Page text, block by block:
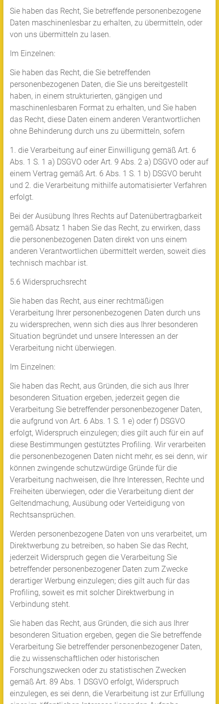
Sie haben das Recht, Sie betreffende personenbezogene
Daten maschinenlesbar zu erhalten, zu übermitteln, oder
von uns übermitteln zu lasen.
Im Einzelnen:
Sie haben das Recht, die Sie betreffenden
personenbezogenen Daten, die Sie uns bereitgestellt
haben, in einem strukturierten, gängigen und
maschinenlesbaren Format zu erhalten, und Sie haben
das Recht, diese Daten einem anderen Verantwortlichen
ohne Behinderung durch uns zu übermitteln, sofern
1. die Verarbeitung auf einer Einwilligung gemäß Art. 6
Abs. 1 S. 1 a) DSGVO oder Art. 9 Abs. 2 a) DSGVO oder auf
einem Vertrag gemäß Art. 6 Abs. 1 S. 1 b) DSGVO beruht
und 2. die Verarbeitung mithilfe automatisierter Verfahren
erfolgt.
Bei der Ausübung Ihres Rechts auf Datenübertragbarkeit
gemäß Absatz 1 haben Sie das Recht, zu erwirken, dass
die personenbezogenen Daten direkt von uns einem
anderen Verantwortlichen übermittelt werden, soweit dies
technisch machbar ist.
5.6 Widerspruchsrecht
Sie haben das Recht, aus einer rechtmäßigen
Verarbeitung Ihrer personenbezogenen Daten durch uns
zu widersprechen, wenn sich dies aus Ihrer besonderen
Situation begründet und unsere Interessen an der
Verarbeitung nicht überwiegen.
Im Einzelnen:
Sie haben das Recht, aus Gründen, die sich aus Ihrer
besonderen Situation ergeben, jederzeit gegen die
Verarbeitung Sie betreffender personenbezogener Daten,
die aufgrund von Art. 6 Abs. 1 S. 1 e) oder f) DSGVO
erfolgt, Widerspruch einzulegen; dies gilt auch für ein auf
diese Bestimmungen gestütztes Profiling. Wir verarbeiten
die personenbezogenen Daten nicht mehr, es sei denn, wir
können zwingende schutzwürdige Gründe für die
Verarbeitung nachweisen, die Ihre Interessen, Rechte und
Freiheiten überwiegen, oder die Verarbeitung dient der
Geltendmachung, Ausübung oder Verteidigung von
Rechtsansprüchen.
Werden personenbezogene Daten von uns verarbeitet, um
Direktwerbung zu betreiben, so haben Sie das Recht,
jederzeit Widerspruch gegen die Verarbeitung Sie
betreffender personenbezogener Daten zum Zwecke
derartiger Werbung einzulegen; dies gilt auch für das
Profiling, soweit es mit solcher Direktwerbung in
Verbindung steht.
Sie haben das Recht, aus Gründen, die sich aus Ihrer
besonderen Situation ergeben, gegen die Sie betreffende
Verarbeitung Sie betreffender personenbezogener Daten,
die zu wissenschaftlichen oder historischen
Forschungszwecken oder zu statistischen Zwecken
gemäß Art. 89 Abs. 1 DSGVO erfolgt, Widerspruch
einzulegen, es sei denn, die Verarbeitung ist zur Erfüllung